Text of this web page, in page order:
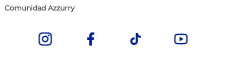
Comunidad Azzurry